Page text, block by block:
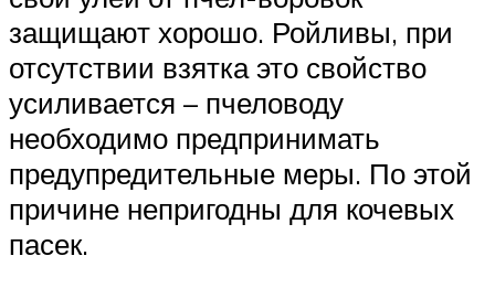
защищают хорошо. Ройливы, при
отсутствии взятка это свойство
усиливается – пчеловоду
необходимо предпринимать
предупредительные меры. По этой
причине непригодны для кочевых
пасек.